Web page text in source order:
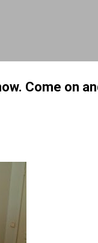
Come on